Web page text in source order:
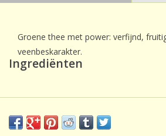
Groene thee met power: verfijnd,
veenbeskarakter.
Ingrediënten
Groene thee, gekonfijte
bosbessen, citroengras, aroma,
granaatappelbloesem,